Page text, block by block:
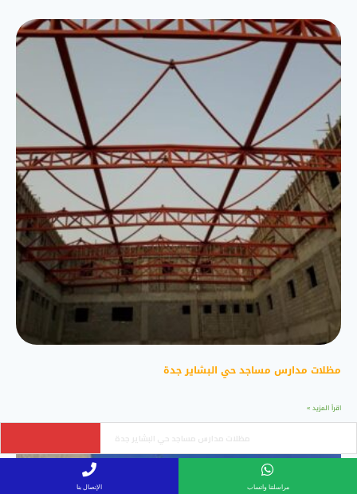
مظلات مدارس مساجد حي البشاير جدة
اقرأ المزيد »
مراسلتنا واتساب الإتصال بنا